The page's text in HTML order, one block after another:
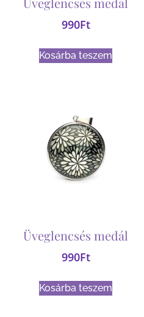
990Ft
Kosárba teszem
Üveglencsés medál
990Ft
Kosárba teszem